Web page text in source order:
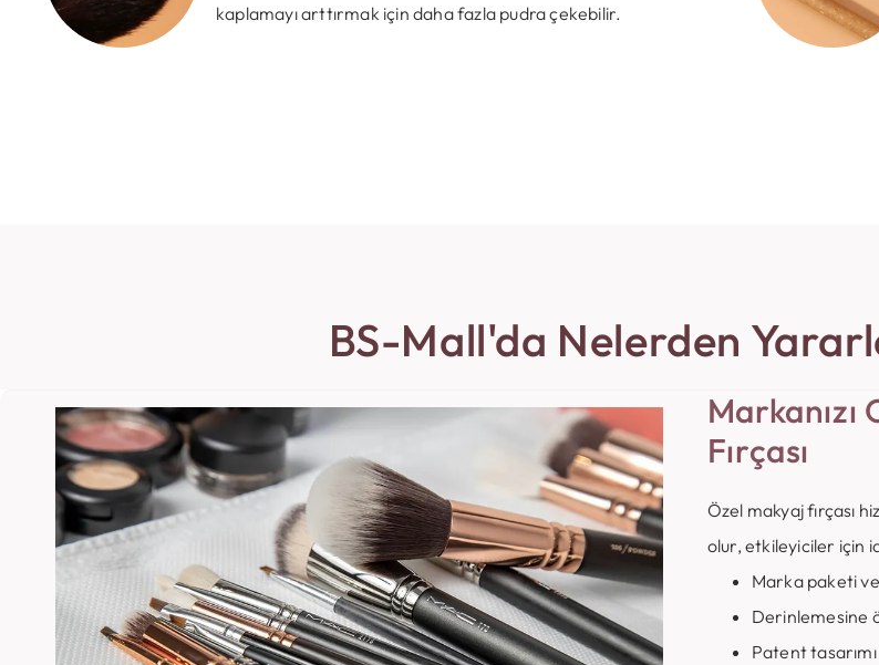
kaplamayı arttırmak için daha fazla pudra çekebilir.
BS-Mall'da Nelerden
Markanızı
Fırçası
Özel makyaj fırçası
olur, etkileyiciler için
Marka paketi
Derinlemesine
Patent